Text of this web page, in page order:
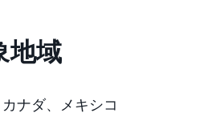
地域
ナダ、メキシコ